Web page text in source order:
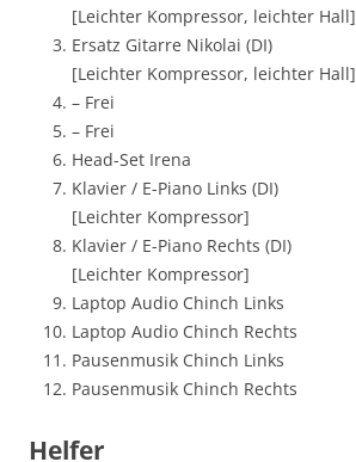
[Leichter Kompressor, leichter Hall]
Ersatz Gitarre Nikolai (DI)
[Leichter Kompressor, leichter Hall]
– Frei
– Frei
Head-Set Irena
Klavier / E-Piano Links (DI)
[Leichter Kompressor]
Klavier / E-Piano Rechts (DI)
[Leichter Kompressor]
Laptop Audio Chinch Links
Laptop Audio Chinch Rechts
Pausenmusik Chinch Links
Pausenmusik Chinch Rechts
Helfer